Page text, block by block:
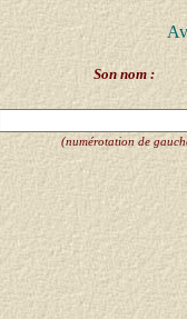
Son nom :
(numérotation de